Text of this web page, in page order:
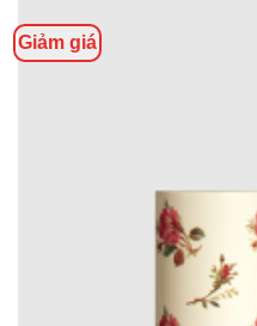
Giảm giá